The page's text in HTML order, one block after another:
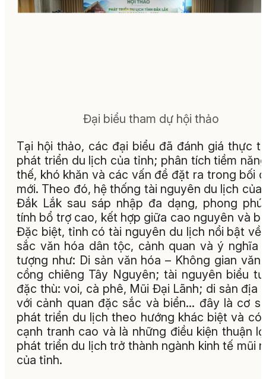
Đại biểu tham dự hội thảo
Tại hội thảo, các đại biểu đã đánh giá thực
phát triển du lịch của tỉnh; phân tích tiềm
thế, khó khăn và các vấn đề đặt ra trong bối
mới. Theo đó, hệ thống tài nguyên du lịch của
Đắk Lắk sau sáp nhập đa dạng, phong
tính bổ trợ cao, kết hợp giữa cao nguyên và
Đặc biệt, tỉnh có tài nguyên du lịch nổi bật về
sắc văn hóa dân tộc, cảnh quan và ý nghĩa
tượng như: Di sản văn hóa – Không gian văn
cồng chiêng Tây Nguyên; tài nguyên biểu
đặc thù: voi, cà phê, Mũi Đại Lãnh; di sản địa
với cảnh quan đặc sắc và biển... đây là cơ
phát triển du lịch theo hướng khác biệt và có
cạnh tranh cao và là những điều kiện thuận
phát triển du lịch trở thành ngành kinh tế mũi
của tỉnh.